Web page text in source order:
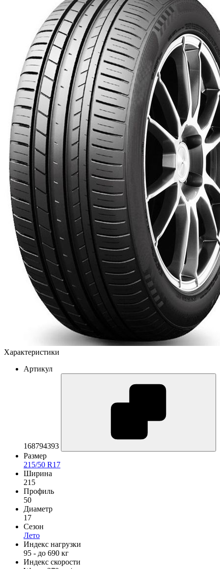
Характеристики
Артикул
168794393
Размер
215/50 R17
Ширина
215
Профиль
50
Диаметр
17
Сезон
Лето
Индекс нагрузки
95 - до 690 кг
Индекс скорости